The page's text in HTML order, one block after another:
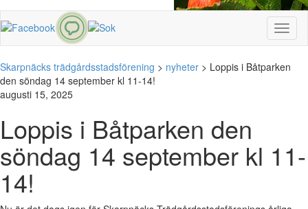
Skarpnäcks trädgårdsstadsförening > nyheter > Loppis i Båtparken
den söndag 14 september kl 11-14!
augusti 15, 2025
Loppis i Båtparken den
söndag 14 september kl 11-
14!